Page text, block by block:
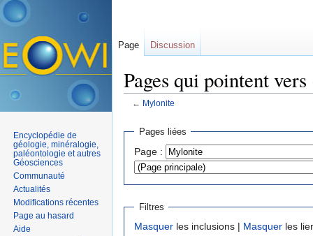
Pages qui pointent
← Mylonite
Pages liées
Page :
Filtres
Masquer les inclusions | Masquer les
Page Discussion
Encyclopédie de
géologie, minéralogie,
paléontologie et autres
Géosciences
Communauté
Actualités
Modifications récentes
Page au hasard
Aide